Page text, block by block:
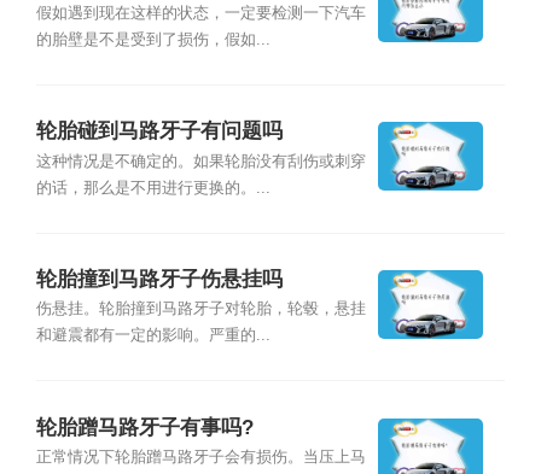
假如遇到现在这样的状态，一定要检测一下汽车
的胎壁是不是受到了损伤，假如...
轮胎碰到马路牙子有问题吗
这种情况是不确定的。如果轮胎没有刮伤或刺穿
的话，那么是不用进行更换的。...
轮胎撞到马路牙子伤悬挂吗
伤悬挂。轮胎撞到马路牙子对轮胎，轮毂，悬挂
和避震都有一定的影响。严重的...
轮胎蹭马路牙子有事吗?
正常情况下轮胎蹭马路牙子会有损伤。当压上马